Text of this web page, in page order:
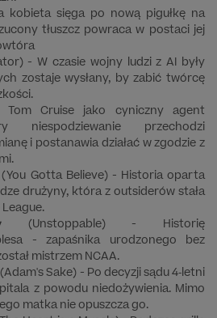
kobieta sięga po nową pigułkę na
tłuszcz powraca w postaci jej
- W czasie wojny ludzi z AI były
zostaje wysłany, by zabić twórcę
Cruise jako cyniczny agent
niespodziewanie przechodzi
i postanawia działać w zgodzie z
(You Gotta Believe) - Historia oparta
drużyny, która z outsiderów stała
(Unstoppable) - Historię
- zapaśnika urodzonego bez
mistrzem NCAA.
(Adam's Sake) - Po decyzji sądu 4‑letni
z powodu niedożywienia. Mimo
matka nie opuszcza go.